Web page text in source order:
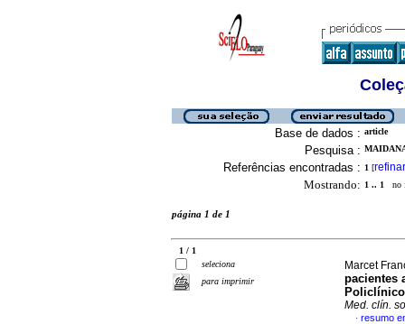
Base de dados : article
Pesquisa :
Referências encontradas : 1 [refinar
Mostrando: 1 .. 1 no
página 1 de 1
1 / 1
seleciona
para imprimir
Marcet
pacientes
Med. clín.
· resumo